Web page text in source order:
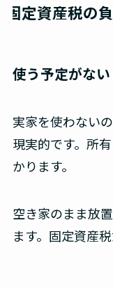
固定資産税の
使う予定がな
実家を使わない
現実的です。所
かります。
空き家のまま放
ます。固定資産